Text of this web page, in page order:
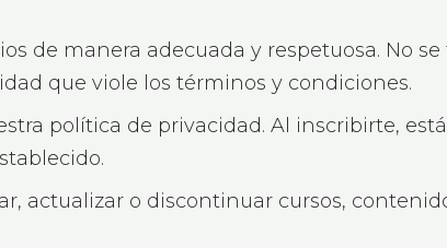
de manera adecuada y respetuosa. No se
que viole los términos y condiciones.
política de privacidad. Al inscribirte,
actualizar o discontinuar cursos,